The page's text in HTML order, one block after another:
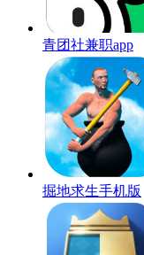
青团社兼职app
掘地求生手机版